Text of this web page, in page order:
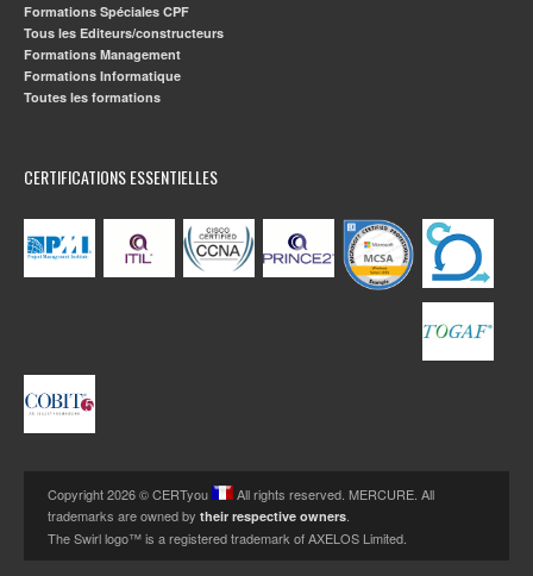
Formations Spéciales CPF
Tous les Editeurs/constructeurs
Formations Management
Formations Informatique
Toutes les formations
CERTIFICATIONS ESSENTIELLES
Copyright 2026 © CERTyou
All rights reserved. MERCURE. All
trademarks are owned by their respective owners.
The Swirl logo™ is a registered trademark of AXELOS Limited.